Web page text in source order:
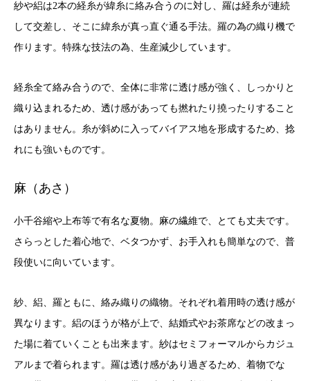
紗や絽は2本の経糸が緯糸に絡み合うのに対し、羅は経糸が連続
して交差し、そこに緯糸が真っ直ぐ通る手法。羅の為の織り機で
作ります。特殊な技法の為、生産減少しています。
経糸全て絡み合うので、全体に非常に透け感が強く、しっかりと
織り込まれるため、透け感があっても撚れたり撓ったりすること
はありません。糸が斜めに入ってバイアス地を形成するため、捻
れにも強いものです。
麻（あさ）
小千谷縮や上布等で有名な夏物。麻の繊維で、とても丈夫です。
さらっとした着心地で、ベタつかず、お手入れも簡単なので、普
段使いに向いています。
紗、絽、羅ともに、絡み織りの織物。それぞれ着用時の透け感が
異なります。絽のほうが格が上で、結婚式やお茶席などの改まっ
た場に着ていくことも出来ます。紗はセミフォーマルからカジュ
アルまで着られます。羅は透け感があり過ぎるため、着物でな